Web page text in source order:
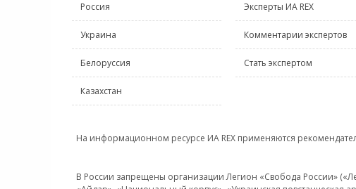
Россия
Украина
Белоруссия
Казахстан
Эксперты ИА REX
Комментарии экспертов
Стать экспертом
На информационном ресурсе ИА REX применяются
В России запрещены организации Легион «Свобода России»